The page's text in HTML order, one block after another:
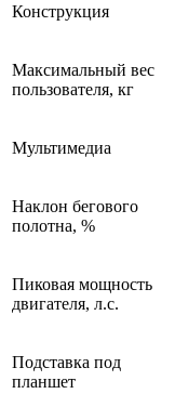
Конструкция
Максимальный вес
пользователя, кг
Мультимедиа
Наклон бегового
полотна, %
Пиковая мощность
двигателя, л.с.
Подставка под
планшет